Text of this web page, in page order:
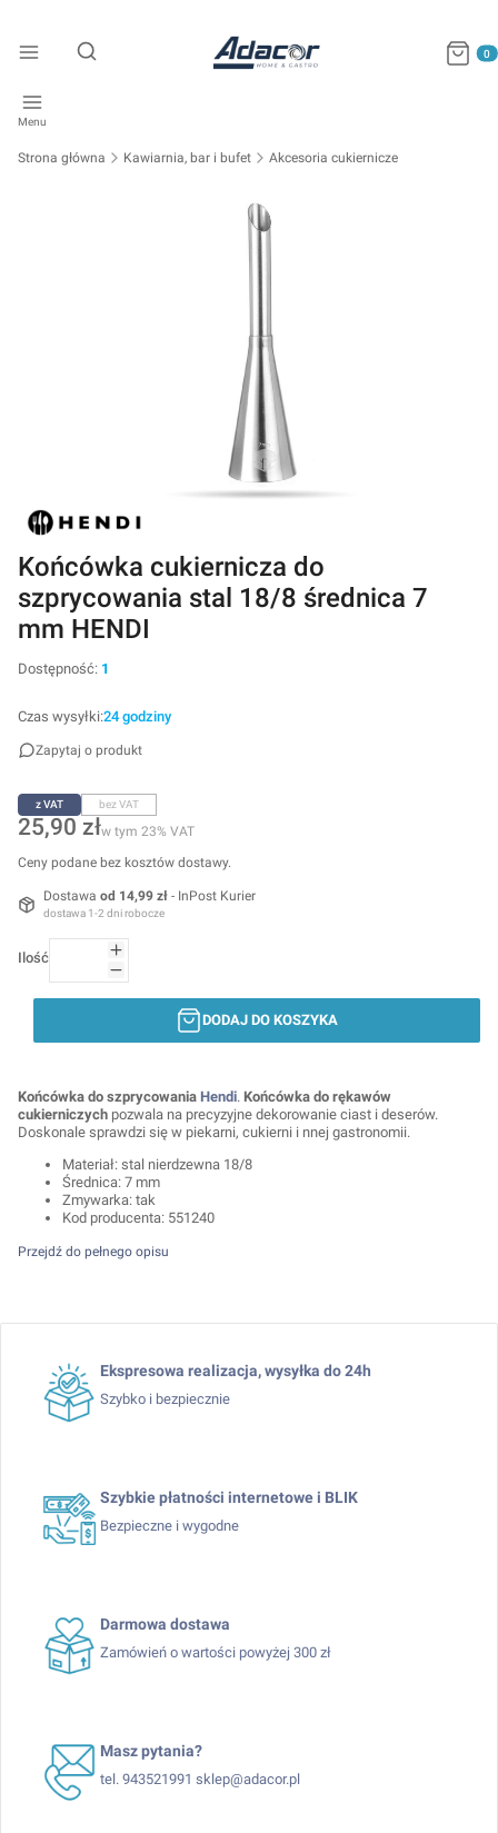
Otwórz wyszukiwarkę
Menu
Strona główna Kawiarnia, bar i bufet Akcesoria cukiernicze
Końcówka cukiernicza do
szprycowania stal 18/8 średnica 7
mm HENDI
Dostępność: 1
Czas wysyłki:24 godziny
Zapytaj o produkt
z VAT bez VAT
Cena
25,90 złw tym 23% VAT
w tym 23% VAT
Ceny podane bez kosztów dostawy.
Dostawa od 14,99 zł - InPost Kurier
dostawa 1-2 dni robocze
Ilość
DODAJ DO KOSZYKA
Końcówka do szprycowania Hendi. Końcówka do rękawów
cukierniczych pozwala na precyzyjne dekorowanie ciast i deserów.
Doskonale sprawdzi się w piekarni, cukierni i nnej gastronomii.
Materiał: stal nierdzewna 18/8
Średnica: 7 mm
Zmywarka: tak
Kod producenta: 551240
Przejdź do pełnego opisu
Ekspresowa realizacja, wysyłka do 24h
Szybko i bezpiecznie
Szybkie płatności internetowe i BLIK
Bezpieczne i wygodne
Darmowa dostawa
Zamówień o wartości powyżej 300 zł
Masz pytania?
tel. 943521991 sklep@adacor.pl